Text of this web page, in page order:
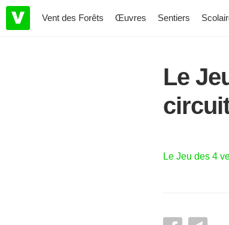
Vent des Forêts Œuvres Sentiers
Le
Le Jeu des 4